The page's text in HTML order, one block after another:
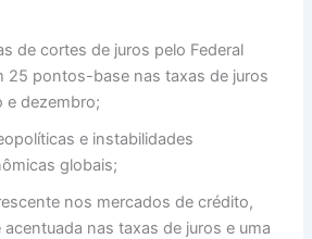
de cortes de juros pelo Federal
25 pontos-base nas taxas de juros
e dezembro;
e instabilidades
globais;
nos mercados de crédito,
acentuada nas taxas de juros e uma